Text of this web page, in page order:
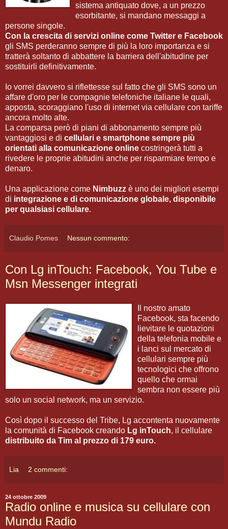
sistema antiquato dove, a un prezzo
esorbitante, si mandano messaggi a
persone singole.
Con la crescita di servizi online come Twitter e Facebook
gli SMS perderanno sempre di più la loro importanza e si
tratterà soltanto di abbattere la barriera dell'abitudine per
sostituirli definitivamente.
Io vorrei davvero si riflettesse sul fatto che gli SMS sono un
affare d'oro per le compagnie telefoniche italiane le quali,
apposta, scoraggiano l'uso di internet via cellulare con tariffe
ancora molto alte.
La comparsa però di piani di abbonamento sempre più
vantaggiosi e di cellulari e smartphone sempre più
orientati alla comunicazione online costringerà tutti a
rivedere le proprie abitudini anche per risparmiare tempo e
denaro.
Una applicazione come Nimbuzz è uno dei migliori esempi
di integrazione e di comunicazione globale, disponibile
per qualsiasi cellulare.
Claudio Pomes Nessun commento:
Con Lg inTouch: Facebook, You Tube e
Msn Messenger integrati
Il nostro amato
Facebook, sta facendo
lievitare le quotazioni
della telefonia mobile e
i lanci sul mercato di
cellulari sempre più
tecnologici che offrono
quello che ormai
sembra non essere più
solo un social network, ma un servizio.
Così dopo il successo del Tribe, Lg accontenta nuovamente
la comunità di Facebook creando Lg inTouch, il cellulare
distribuito da Tim al prezzo di 179 euro.
Lia 2 commenti:
24 ottobre 2009
Radio online e musica su cellulare con
Mundu Radio